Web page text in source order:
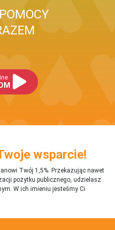
wsparcie!
Twój 1,5%. Przekazując nawet
pożytku publicznego, udzielasz
W ich imieniu jesteśmy Ci